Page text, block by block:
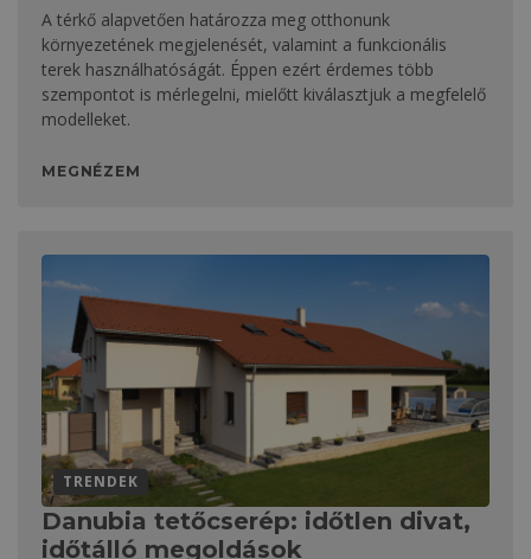
A térkő alapvetően határozza meg otthonunk
környezetének megjelenését, valamint a funkcionális
terek használhatóságát. Éppen ezért érdemes több
szempontot is mérlegelni, mielőtt kiválasztjuk a megfelelő
modelleket.
MEGNÉZEM
TRENDEK
Danubia tetőcserép: időtlen divat,
időtálló megoldások